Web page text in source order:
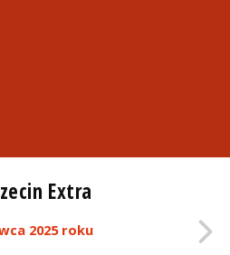
Extra
2025 roku